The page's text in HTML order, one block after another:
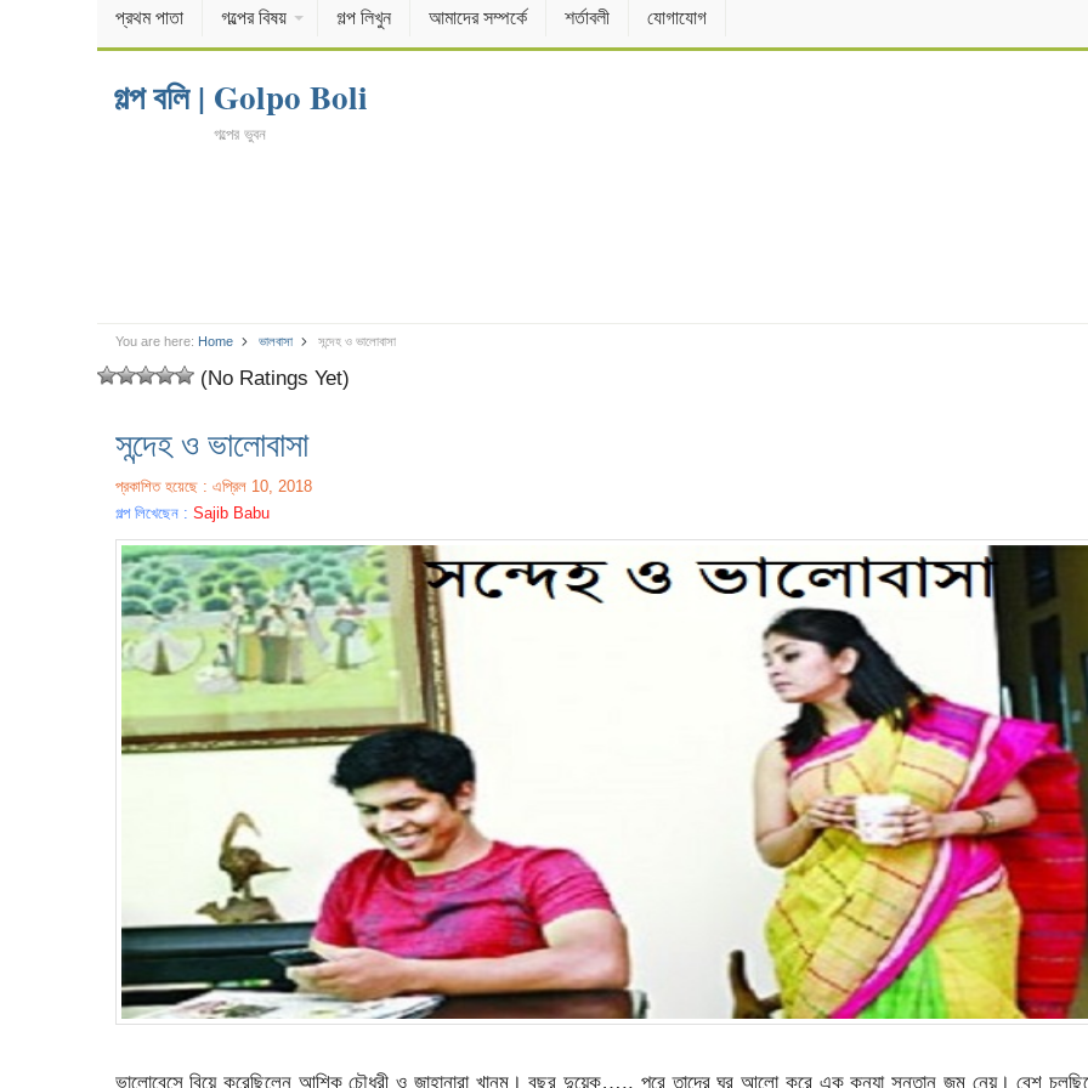
প্রথম পাতা গল্পের বিষয় গল্প লিখুন আমাদের সম্পর্কে শর্তাবলী যোগাযোগ
গল্প বলি | Golpo Boli
গল্পের ভুবন
You are here: Home ভালবাসা সন্দেহ ও ভালোবাসা
(No Ratings Yet)
সন্দেহ ও ভালোবাসা
প্রকাশিত হয়েছে : এপ্রিল 10, 2018
গল্প লিখেছেন : Sajib Babu
ভালোবেসে বিয়ে করেছিলেন আশিক চৌধুরী ও জাহানারা খানম। বছর দুয়েক….. পরে তাদের ঘর আলো করে এক কন্যা সন্তান জন্ম নেয়। বেশ